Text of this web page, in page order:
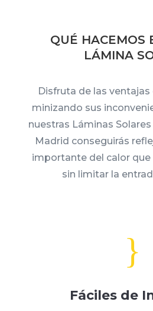
QUÉ HACEMOS
LÁMINA
Disfruta de las ventajas
minizando sus
nuestras Láminas
Madrid conseguirás
importante del calor
sin limitar la
}
Fáciles de